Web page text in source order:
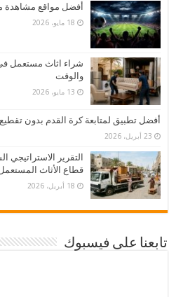
أفضل مواقع مشاهدة
18 مايو، 2026
شراء اثاث مستعمل
والوقت
13 مايو، 2026
أفضل تطبيق لمتابعة كرة القدم بدون
23 أبريل، 2026
التقرير
قطاع الأثاث
18 أبريل، 2026
تابعنا على فيسبوك